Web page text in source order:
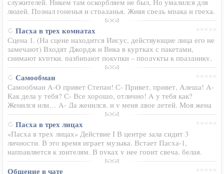
служителей. Никем там оскорбляем не был, Но умалился для
людей. Познал гоненья и страданья, Живя средь мрака и греха,
Но побеждал без колебанья Все искушения врага. Затем
принял Голгофский…
Пасха в трех комнатах
Сцена 1. (На сцене находится Иисус, действующие лица его не
замечают) Входят Джордж и Вика в куртках с пакетами,
снимают куртки, разбирают покупки – продукты к празднику,
разговаривают… Джордж: Слушай, всё, вроде, купили? Вика:
ДА, вроде…
Самообман
Самообман A-O привет Степан! С- Привет, привет, Алеша! A-
Как дела у тебя? С- Все хорошо, отлично! A у тебя как?
Женился или… A- Да женился, и у меня двое детей. Моя жена
верующая, и я тоже принял Христа! С- Поздравляю тебя…
Пасха в трех лицах
«Пасха в трех лицах» Действие I В центре зала сидит 3
личности. В это время играет музыка. Встает Пасха-1,
направляется к зрителям. В руках у нее горит свеча, белая.
Рукой прикрывает огонь и рассматривает ее. Пасха-1: все, что
нужно людям…
Общение в чате